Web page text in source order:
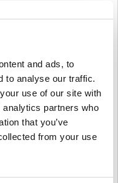
and ads, to
to analyse our traffic.
use of our site with
partners who
that you’ve
from your use
AMAZON GIFT CARD 15
de 3 pasos no contiene
completar y solo
y un método de pago
AMAZON GIFT CARD 15